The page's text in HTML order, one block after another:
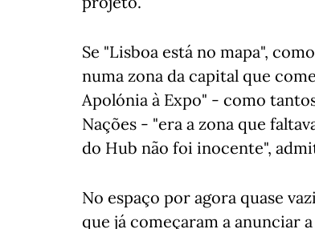
Se "Lisboa está no mapa",
numa zona da capital que
Apolónia à Expo" - como
Nações - "era a zona que
do Hub não foi inocente",
No espaço por agora quase
que já começaram a anunciar